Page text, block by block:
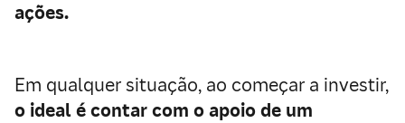
ações.
Em qualquer situação, ao começar a investir,
o ideal é contar com o apoio de um